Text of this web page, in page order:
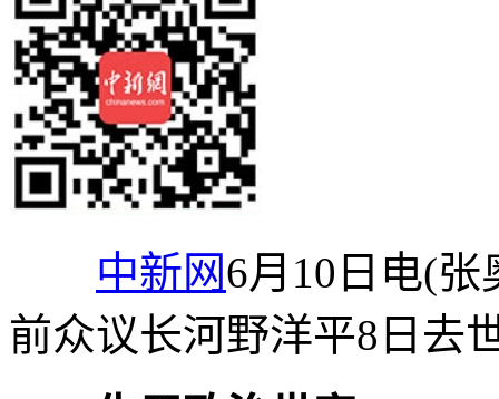
中新网6月10日电(
前众议长河野洋平8日去